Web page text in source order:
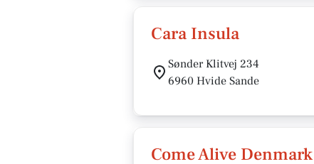
Cara Insula
Sønder Klitvej 234
6960 Hvide Sande
Come Alive Denmark